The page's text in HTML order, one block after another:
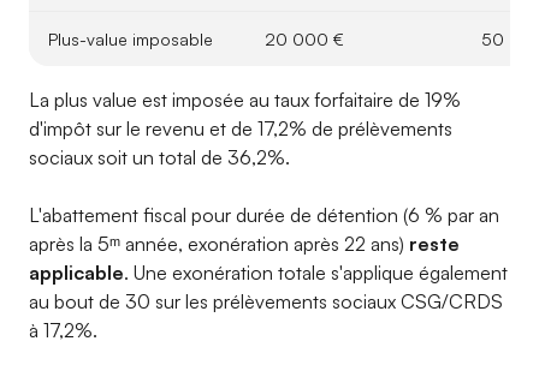
Plus-value imposable 20 000 € 50
La plus value est imposée au taux forfaitaire de 19%
d'impôt sur le revenu et de 17,2% de prélèvements
sociaux soit un total de 36,2%.
L'abattement fiscal pour durée de détention (6 % par an
après la 5ᵐ année, exonération après 22 ans) reste
applicable. Une exonération totale s'applique également
au bout de 30 sur les prélèvements sociaux CSG/CRDS
à 17,2%.